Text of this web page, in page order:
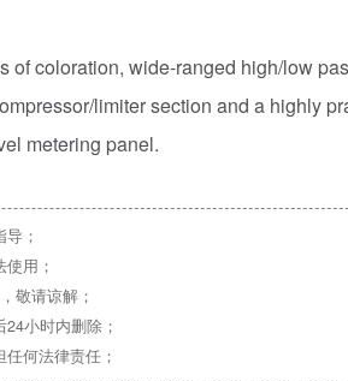
of coloration, wide-ranged high/low
limiter section and a highly
metering panel.
；
用；
敬请谅解；
小时内删除；
何法律责任；